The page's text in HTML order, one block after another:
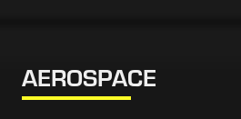
AEROSPACE